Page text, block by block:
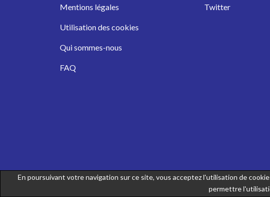
Mentions légales
Utilisation des cookies
Qui sommes-nous
FAQ
Twitter
En poursuivant votre navigation sur ce site, vous acceptez l'utilisation de
permettre